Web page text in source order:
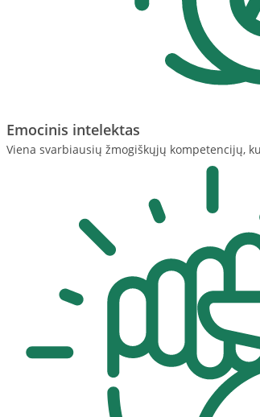
Emocinis intelektas
Viena svarbiausių žmogiškųjų kompetencijų,